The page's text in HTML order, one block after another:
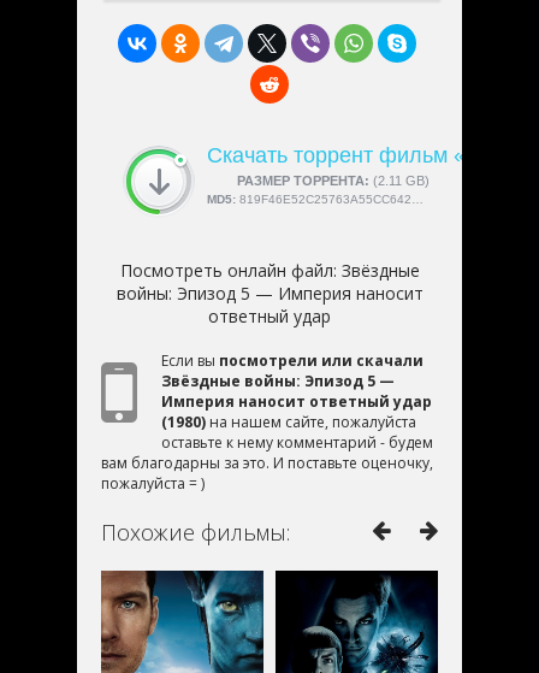
Скачать торрент фильм
РАЗМЕР ТОРРЕНТА: (2.11 GB)
СКАЧАЛИ:4189
MD5: 819F46E52C25763A55CC642422644317
Посмотреть онлайн файл: Звёздные
войны: Эпизод 5 — Империя наносит
ответный удар
Если вы посмотрели или скачали
Звёздные войны: Эпизод 5 —
Империя наносит ответный удар
(1980) на нашем сайте, пожалуйста
оставьте к нему комментарий - будем
вам благодарны за это. И поставьте оценочку,
пожалуйста = )
Похожие фильмы: